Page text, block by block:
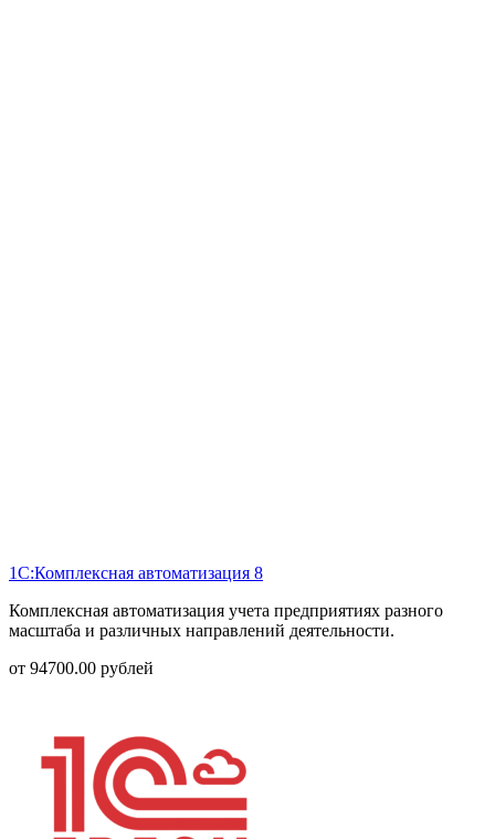
1С:Комплексная автоматизация 8
Комплексная автоматизация учета предприятиях разного
масштаба и различных направлений деятельности.
от 94700.00 рублей